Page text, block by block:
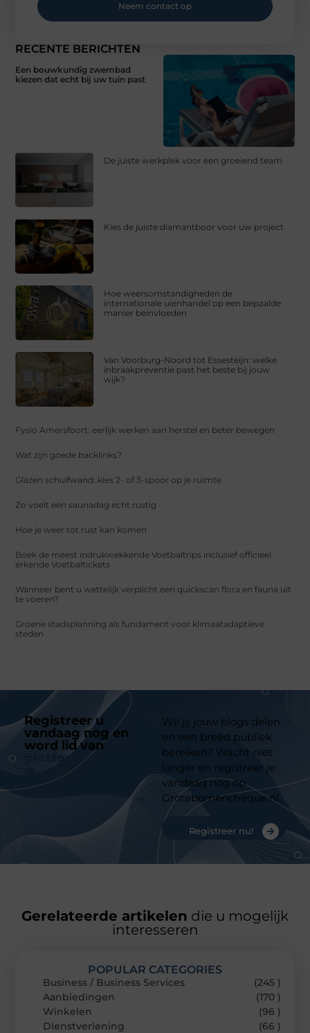
RECENTE BERICHTEN
Een bouwkundig zwembad
kiezen dat echt bij uw tuin past
De juiste werkplek voor een groeiend team
Kies de juiste diamantboor voor uw project
Hoe weersomstandigheden de
internationale uienhandel op een bepaalde
manier beïnvloeden
Van Voorburg-Noord tot Essesteijn: welke
inbraakpreventie past het beste bij jouw
wijk?
Fysio Amersfoort: eerlijk werken aan herstel en beter bewegen
Wat zijn goede backlinks?
Glazen schuifwand: kies 2- of 3-spoor op je ruimte
Zo voelt een saunadag echt rustig
Hoe je weer tot rust kan komen
Boek de meest indrukwekkende Voetbaltrips inclusief officieel
erkende Voetbaltickets
Wanneer bent u wettelijk verplicht een quickscan flora en fauna uit
te voeren?
Groene stadsplanning als fundament voor klimaatadaptieve
steden
Neem contact op
Registreer u
vandaag nog en
word lid van
platform
Wil jij jouw blogs delen
en een breed publiek
bereiken? Wacht niet
langer en registreer je
vandaag nog op
Grotebomencheque.nl
Registreer nu!
Gerelateerde artikelen die u mogelijk
interesseren
POPULAR CATEGORIES
Business / Business Services
(245 )
Aanbiedingen
(170 )
Winkelen
(96 )
Dienstverlening
(66 )